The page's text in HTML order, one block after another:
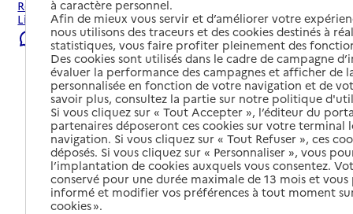
Rechercher les établissements et services autour de
Limas.
Signaler une erreur
à caractère personnel.
Afin de mieux vous servir et d’améliorer votre
nous utilisons des traceurs et des cookies destinés à
statistiques, vous faire profiter pleinement des
Des cookies sont utilisés dans le cadre de campagne
évaluer la performance des campagnes et afficher de
personnalisée en fonction de votre navigation et de
savoir plus, consultez la partie sur notre politique
Si vous cliquez sur « Tout Accepter », l’éditeur du
partenaires déposeront ces cookies sur votre terminal
navigation. Si vous cliquez sur « Tout Refuser », ces
déposés. Si vous cliquez sur « Personnaliser », vous
l’implantation de cookies auxquels vous consentez.
conservé pour une durée maximale de 13 mois et
informé et modifier vos préférences à tout moment
cookies ».